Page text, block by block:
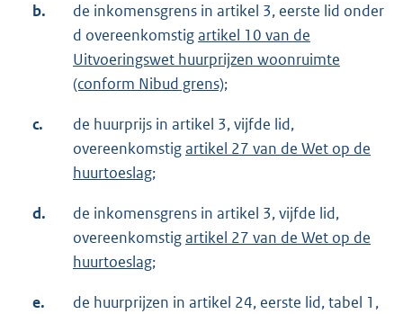
b.
de inkomensgrens in artikel 3, eerste lid onder
d overeenkomstigartikel 10 van de
Uitvoeringswet huurprijzen woonruimte
(conform Nibud grens);
c.
de huurprijs in artikel 3, vijfde lid,
overeenkomstigartikel 27 van de Wet op de
huurtoeslag;
d.
de inkomensgrens in artikel 3, vijfde lid,
overeenkomstigartikel 27 van de Wet op de
huurtoeslag;
e.
de huurprijzen in artikel 24, eerste lid, tabel 1,